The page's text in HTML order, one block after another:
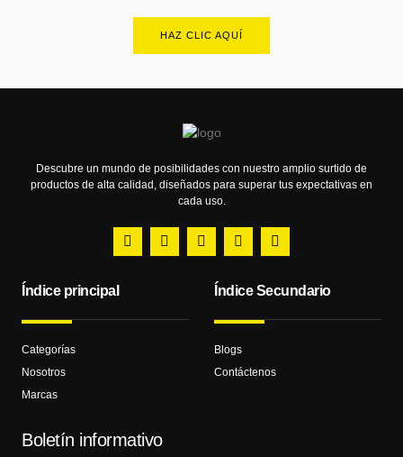
HAZ CLIC AQUÍ
Descubre un mundo de posibilidades con nuestro amplio surtido de
productos de alta calidad, diseñados para superar tus expectativas en
cada uso.
Índice principal
Categorías
Nosotros
Marcas
Índice Secundario
Blogs
Contáctenos
Boletín informativo